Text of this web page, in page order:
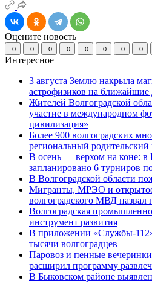
Оцените новость
0 0 0 0 0 0 0 0
Интересное
3 августа Землю накрыла
астрофизиков на ближайшие
Жителей Волгоградской
участие в международном
цивилизация»
Более 900 волгоградских
региональный родительский
В осень — верхом на коне: в
запланировано 6 турниров
В Волгоградской области
Мигранты, МРЭО и
волгоградского МВД назвал
Волгоградская
инструмент развития
В приложении «Службы-112»
тысячи волгоградцев
Паровоз и пенные
расширил программу
В Быковском районе выявлен